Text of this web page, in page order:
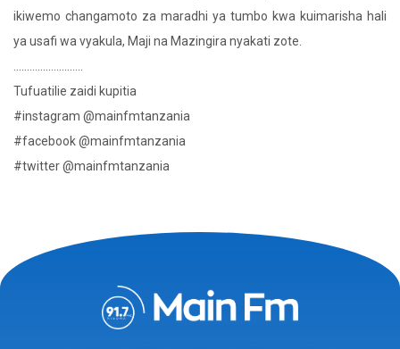
ikiwemo changamoto za maradhi ya tumbo kwa kuimarisha hali
ya usafi wa vyakula, Maji na Mazingira nyakati zote.
..........................
Tufuatilie zaidi kupitia
#instagram @mainfmtanzania
#facebook @mainfmtanzania
#twitter @mainfmtanzania